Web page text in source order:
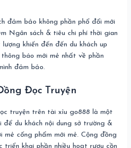
đảm bảo không phần phổ đổi mới
Ngân sách & tiêu chi phí thời gian
khiến đến đến du khách up
báo mới mẻ nhất về phần
đảm bảo.
Đọc Truyện
truyện trên tài xỉu go888 là một
để du khách nội dung sở trường &
cống phẩm mới mẻ. Cộng đồng
triển khai phần nhiều hoạt rượu cồn